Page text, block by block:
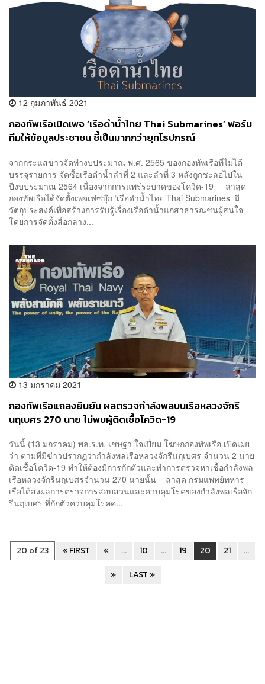
12 กุมภาพันธ์ 2021
กองทัพเรือเปิดเพจ ‘เรือดำน้ำไทย Thai Submarines’ ฟอร์ม
ทีมให้ข้อมูลประชาชน ชี้เป็นมากกว่ายุทโธปกรณ์
จากกระแสข่าวจัดทำงบประมาณ พ.ศ. 2565 ของกองทัพเรือที่ไม่ได้
บรรจุรายการ จัดซื้อเรือดำน้ำลำที่ 2 และลำที่ 3 หลังถูกชะลอไปใน
ปีงบประมาณ 2564 เนื่องจากการแพร่ระบาดของโควิด-19 ล่าสุด
กองทัพเรือได้จัดตั้งเพจเฟซบุ๊ก ‘เรือดำน้ำไทย Thai Submarines’ มี
วัตถุประสงค์เพื่อสร้างการรับรู้เรื่องเรือดำน้ำแก่สาธารณชนผู้สนใจ
โดยการจัดตั้งสื่อกลาง...
13 มกราคม 2021
กองทัพเรือแถลงยืนยัน ผลตรวจกำลังพลบนเรือหลวงจักรี
นฤเบศร 270 นาย ไม่พบผู้ติดเชื้อโควิด-19
วันนี้ (13 มกราคม) พล.ร.ท. เชษฐา ใจเปี่ยม โฆษกกองทัพเรือ เปิดเผย
ว่า ตามที่มีข่าวปรากฏว่ากำลังพลเรือหลวงจักรีนฤเบศร จำนวน 2 นาย
ติดเชื้อโควิด-19 ทำให้ต้องมีการกักตัวและทำการตรวจหาเชื้อกำลังพล
เรือหลวงจักรีนฤเบศรจำนวน 270 นายนั้น ล่าสุด กรมแพทย์ทหาร
เรือได้ส่งผลการตรวจการสอบสวนและควบคุมโรคของกำลังพลเรือจัก
รีนฤเบศร ที่กักตัวควบคุมโรคค...
20 of 23 « FIRST « ... 10 ... 19 20 21
...
»
LAST »